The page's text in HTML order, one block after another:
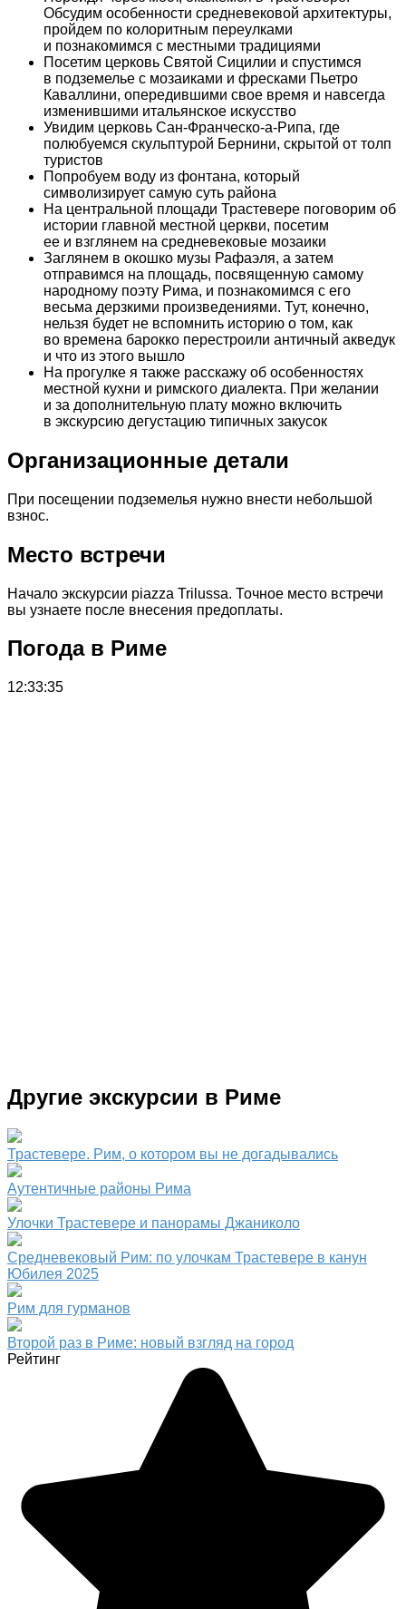
Обсудим особенности средневековой архитектуры,
пройдем по колоритным переулками
и познакомимся с местными традициями
Посетим церковь Святой Сицилии и спустимся
в подземелье с мозаиками и фресками Пьетро
Каваллини, опередившими свое время и навсегда
изменившими итальянское искусство
Увидим церковь Сан-Франческо-а-Рипа, где
полюбуемся скульптурой Бернини, скрытой от толп
туристов
Попробуем воду из фонтана, который
символизирует самую суть района
На центральной площади Трастевере поговорим об
истории главной местной церкви, посетим
ее и взглянем на средневековые мозаики
Заглянем в окошко музы Рафаэля, а затем
отправимся на площадь, посвященную самому
народному поэту Рима, и познакомимся с его
весьма дерзкими произведениями. Тут, конечно,
нельзя будет не вспомнить историю о том, как
во времена барокко перестроили античный акведук
и что из этого вышло
На прогулке я также расскажу об особенностях
местной кухни и римского диалекта. При желании
и за дополнительную плату можно включить
в экскурсию дегустацию типичных закусок
Организационные детали
При посещении подземелья нужно внести небольшой
взнос.
Место встречи
Начало экскурсии piazza Trilussa. Точное место встречи
вы узнаете после внесения предоплаты.
Погода в Риме
12:33:35
Другие экскурсии в Риме
Трастевере. Рим, о котором вы не догадывались
Аутентичные районы Рима
Улочки Трастевере и панорамы Джаниколо
Средневековый Рим: по улочкам Трастевере в канун
Юбилея 2025
Рим для гурманов
Второй раз в Риме: новый взгляд на город
Рейтинг